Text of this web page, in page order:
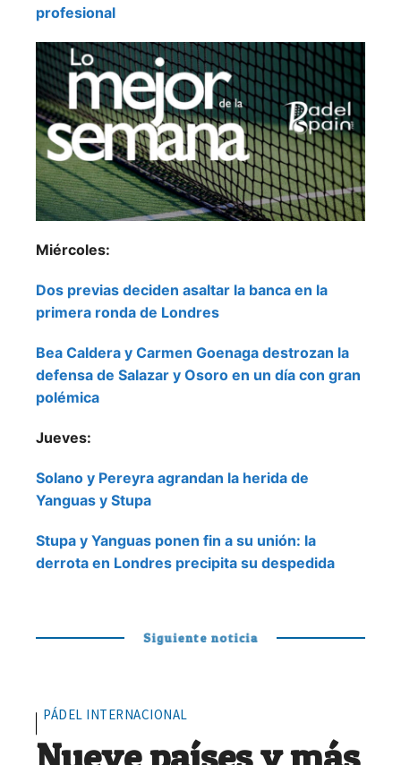
profesional
Miércoles:
Dos previas deciden asaltar la banca en la
primera ronda de Londres
Bea Caldera y Carmen Goenaga destrozan la
defensa de Salazar y Osoro en un día con gran
polémica
Jueves:
Solano y Pereyra agrandan la herida de
Yanguas y Stupa
Stupa y Yanguas ponen fin a su unión: la
derrota en Londres precipita su despedida
Siguiente noticia
PÁDEL INTERNACIONAL